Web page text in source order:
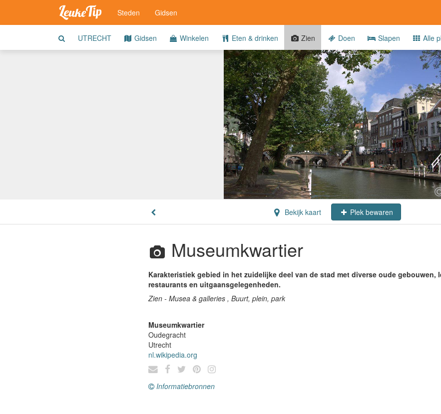
Steden Gidsen
UTRECHT Gidsen Winkelen Eten & drinken Zien Doen Slapen Alle
Bekijk kaart Plek bewaren
Museumkwartier
Karakteristiek gebied in het zuidelijke deel van de stad met diverse oude gebouwen,
restaurants en uitgaansgelegenheden.
Zien - Musea & galleries , Buurt, plein, park
Museumkwartier
Oudegracht
Utrecht
nl.wikipedia.org
Informatiebronnen